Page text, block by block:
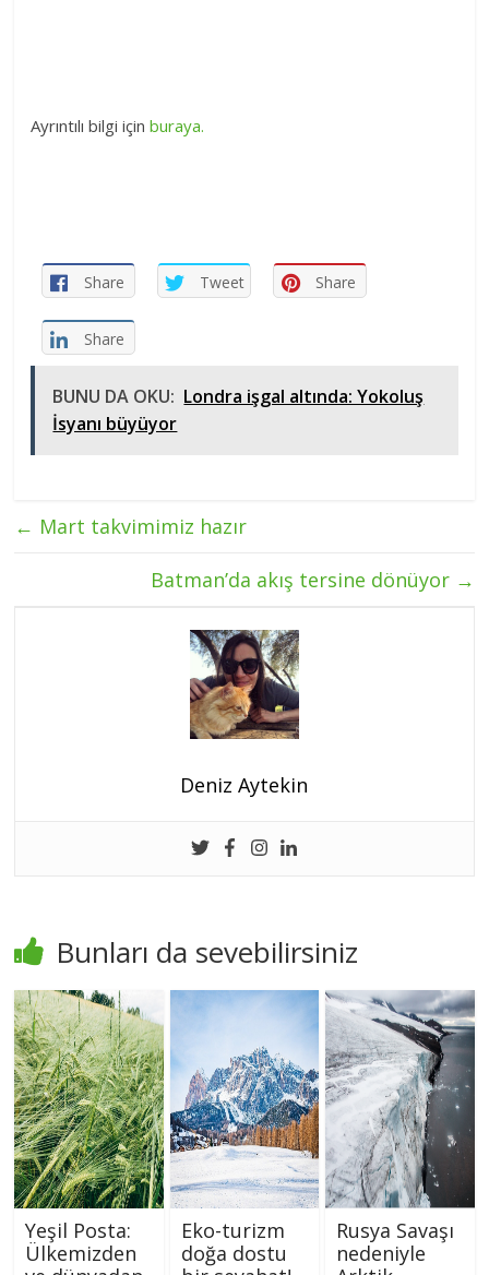
Ayrıntılı bilgi içinburaya.
Share Tweet Share
Share
BUNU DA OKU: Londra işgal altında: Yokoluş
İsyanı büyüyor
← Mart takvimimiz hazır
Batman’da akış tersine dönüyor →
Deniz Aytekin
Bunları da sevebilirsiniz
Yeşil Posta:
Ülkemizden
Eko-turizm
doğa dostu
Rusya Savaşı
nedeniyle